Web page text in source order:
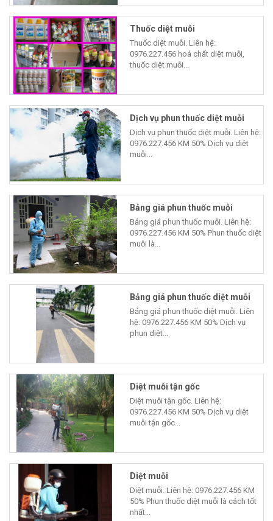
Thuốc diệt muỗi
Thuốc diệt muỗi. Liên hệ:
0976.227.456 hoá chất diệt muỗi,
thuốc diệt muỗi...
Dịch vụ phun thuốc diệt muỗi
Dịch vụ phun thuốc diệt muỗi. Liên hệ:
0976.227.456 KM 50% Dịch vụ diệt
muỗi...
Bảng giá phun thuốc muỗi
Bảng giá phun thuốc muỗi. Liên hệ:
0976.227.456 KM 50% Phun thuốc diệt
muỗi là...
Bảng giá phun thuốc diệt muỗi
Bảng giá phun thuốc diệt muỗi. Liên
hệ: 0976.227.456 KM 50% Dịch vụ
phun diệt...
Diệt muỗi tận gốc
Diệt muỗi tận gốc. Liên hệ:
0976.227.456 KM 50% Dịch vụ diệt
muỗi tận gốc...
Diệt muỗi
Diệt muỗi. Liên hệ: 0976.227.456 KM
50% Phun thuốc diệt muỗi là cách tốt
nhất...